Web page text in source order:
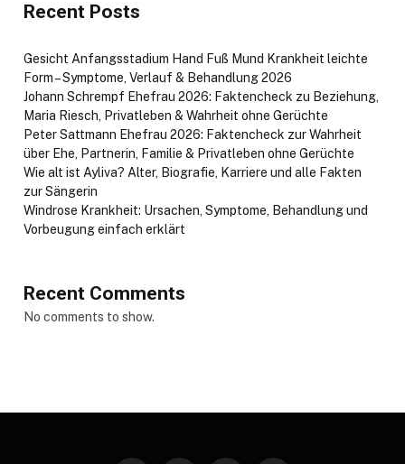
Recent Posts
Gesicht Anfangsstadium Hand Fuß Mund Krankheit leichte
Form – Symptome, Verlauf & Behandlung 2026
Johann Schrempf Ehefrau 2026: Faktencheck zu Beziehung,
Maria Riesch, Privatleben & Wahrheit ohne Gerüchte
Peter Sattmann Ehefrau 2026: Faktencheck zur Wahrheit
über Ehe, Partnerin, Familie & Privatleben ohne Gerüchte
Wie alt ist Ayliva? Alter, Biografie, Karriere und alle Fakten
zur Sängerin
Windrose Krankheit: Ursachen, Symptome, Behandlung und
Vorbeugung einfach erklärt
Recent Comments
No comments to show.